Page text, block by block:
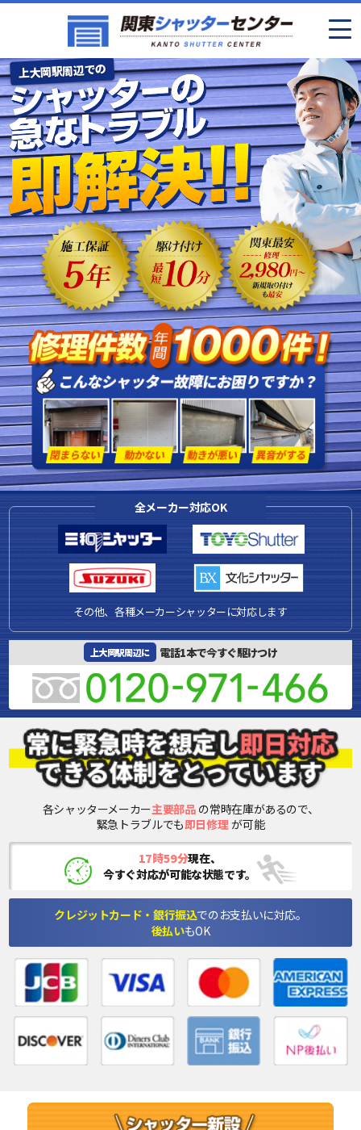
上大岡駅周辺での
全メーカー対応OK
その他、各種メーカーシャッターに対応します
上大岡駅周辺に 電話1本で今すぐ駆けつけ
各シャッターメーカー主要部品 の常時在庫があるので、
緊急トラブルでも即日修理 が可能
17時59分現在、
今すぐ対応が可能な状態です。
クレジットカード・銀行振込でのお支払いに対応。
後払いもOK